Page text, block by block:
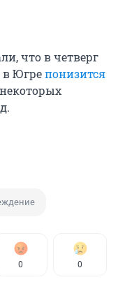
что в четверг
в Югрепонизится
0 0